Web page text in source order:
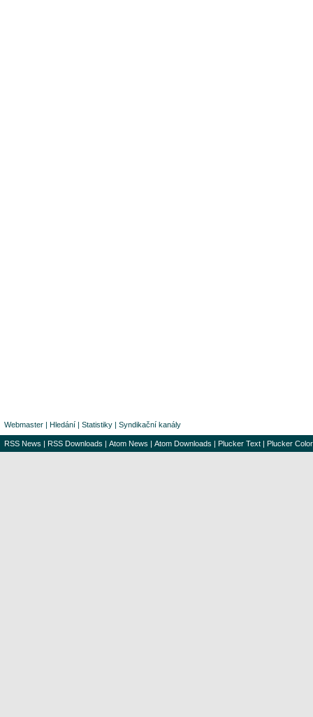
Webmaster | Hledání | Statistiky | Syndikační kanály
RSS News | RSS Downloads | Atom News | Atom Downloads | Plucker Text | Plucker Color